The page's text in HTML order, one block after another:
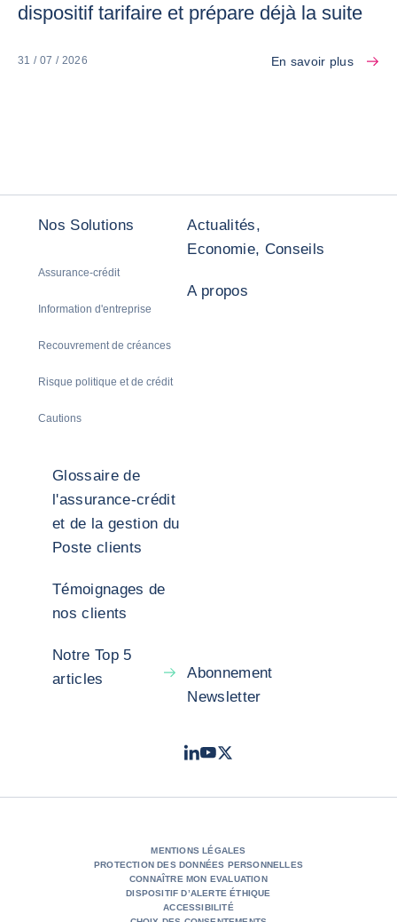
dispositif tarifaire et prépare déjà la suite
31 / 07 / 2026 En savoir plus
Nos Solutions
Assurance-crédit
Information d'entreprise
Recouvrement de créances
Risque politique et de crédit
Cautions
Actualités,
Economie, Conseils
A propos
Glossaire de
l'assurance-crédit
et de la gestion du
Poste clients
Témoignages de
nos clients
Notre Top 5
articles
Abonnement
Newsletter
LinkedIn
Youtube
X - Twitter
MENTIONS LÉGALES
PROTECTION DES DONNÉES PERSONNELLES
CONNAÎTRE MON EVALUATION
DISPOSITIF D’ALERTE ÉTHIQUE
ACCESSIBILITÉ